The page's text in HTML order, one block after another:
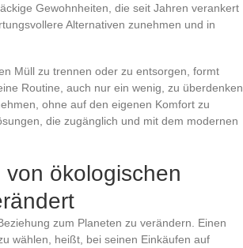
Gewohnheiten, die seit Jahren verankert
Alternativen zunehmen und in
Müll zu trennen oder zu entsorgen, formt
Routine, auch nur ein wenig, zu überdenken,
ohne auf den eigenen Komfort zu
die zugänglich und mit dem modernen
ökologischen
zum Planeten zu verändern. Einen
wählen, heißt, bei seinen Einkäufen auf